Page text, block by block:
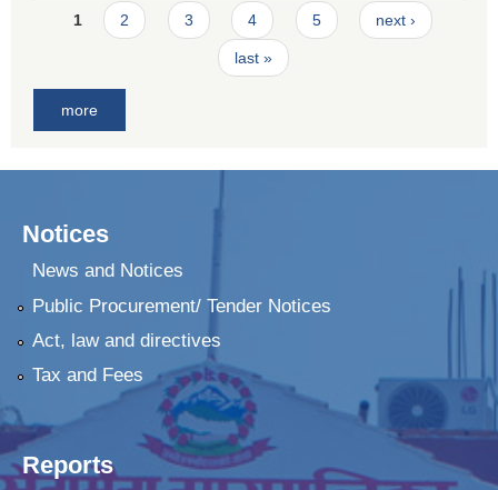
Pages
1 2 3 4 5 next ›
last »
more
Notices
News and Notices
Public Procurement/ Tender Notices
Act, law and directives
Tax and Fees
Reports